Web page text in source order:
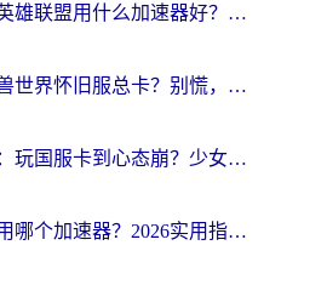
国外玩国服英雄联盟用什么加速器好？海外党亲测有效的国服游戏加速指南
在非洲玩魔兽世界怀旧服总卡？别慌，这份指南帮你丝滑开荒
海外党必看：玩国服卡到心态崩？少女前线云图计划加速器免费推荐+碧蓝航线足球世界流畅攻略
海外打LOL用哪个加速器？2026实用指南：从延迟到设备适配，一篇解决你的国服游戏痛点